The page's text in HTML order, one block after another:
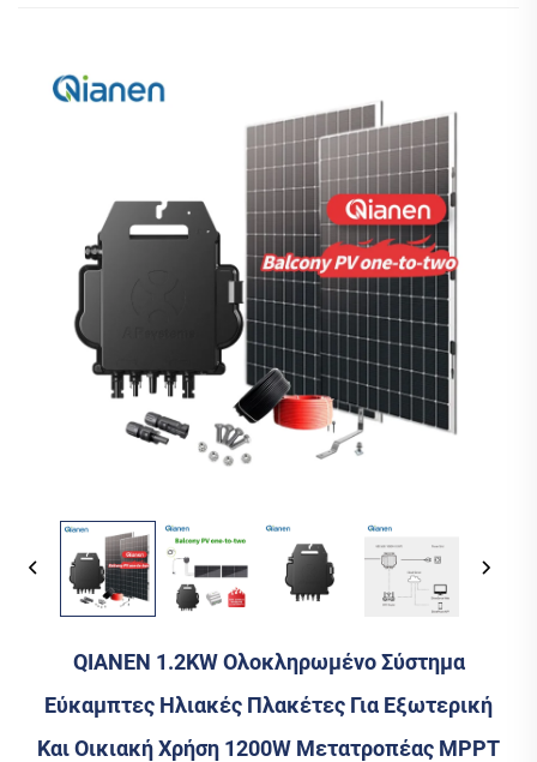
QIANEN 1.2KW Ολοκληρωμένο Σύστημα
Εύκαμπτες Ηλιακές Πλακέτες Για Εξωτερική
Και Οικιακή Χρήση 1200W Μετατροπέας MPPT